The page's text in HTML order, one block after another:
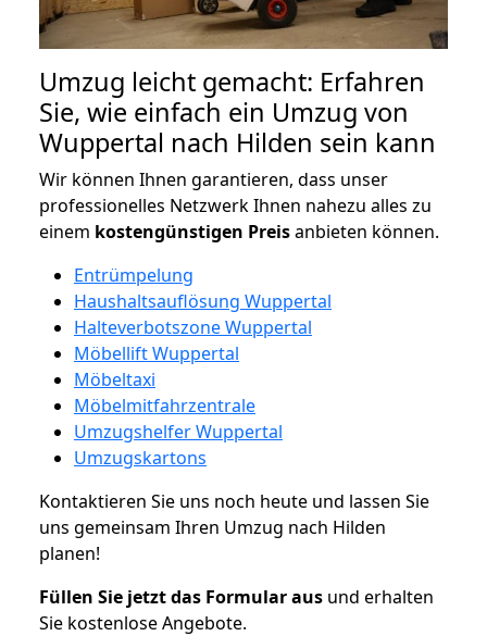
Umzug leicht gemacht: Erfahren
Sie, wie einfach ein Umzug von
Wuppertal nach Hilden sein kann
Wir können Ihnen garantieren, dass unser
professionelles Netzwerk Ihnen nahezu alles zu
einem kostengünstigen Preisanbieten können.
Entrümpelung
Haushaltsauflösung Wuppertal
Halteverbotszone Wuppertal
Möbellift Wuppertal
Möbeltaxi
Möbelmitfahrzentrale
Umzugshelfer Wuppertal
Umzugskartons
Kontaktieren Sie uns noch heute und lassen Sie
uns gemeinsam Ihren Umzug nach Hilden
planen!
Füllen Sie jetzt das Formular aus und erhalten
Sie kostenlose Angebote.